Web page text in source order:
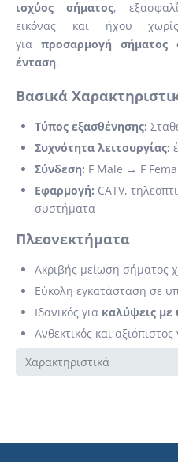
ισχύος σήματος,
εικόνας και ήχου
για προσαρμογή σήματος
ένταση.
Βασικά
Τύπος εξασθένησης:
Συχνότητα λειτουργίας:
Σύνδεση: F Male → F
Εφαρμογή: CATV,
συστήματα
Πλεονεκτήματα
Ακριβής μείωση σήματος
Εύκολη εγκατάσταση σε
Ιδανικός για καλύψεις με
Ανθεκτικός και
Χαρακτηριστικά